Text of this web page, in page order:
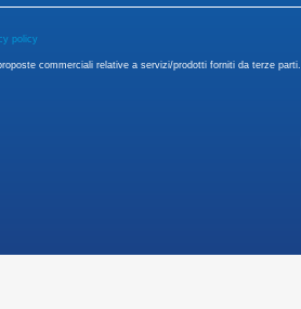
policy
commerciali relative a servizi/prodotti forniti da terze parti.